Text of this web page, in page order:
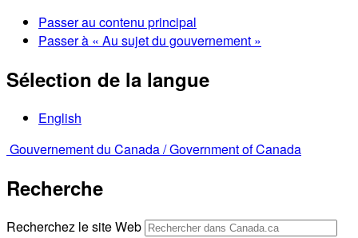
Passer au contenu principal
Passer à « Au sujet du gouvernement »
Sélection de la langue
English
Gouvernement du Canada /Government of Canada
Recherche
Recherchez le site Web